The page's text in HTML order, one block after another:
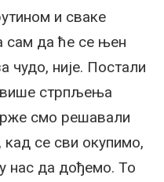
и сваке
сам да ће се њен
чудо, није. Постали
више стрпљења
смо решавали
се сви окупимо,
нас да дођемо. То